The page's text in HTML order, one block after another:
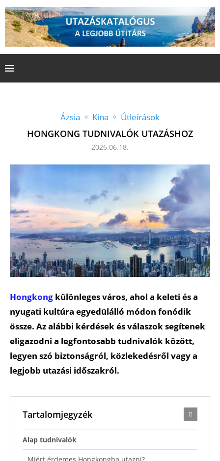
Ázsia Kína Útleírások
HONGKONG TUDNIVALÓK UTAZÁSHOZ
2026.06.18.
Hongkong különleges város, ahol a keleti és a
nyugati kultúra egyedülálló módon fonódik
össze. Az alábbi kérdések és válaszok segítenek
eligazodni a legfontosabb tudnivalók között,
legyen szó biztonságról, közlekedésről vagy a
legjobb utazási időszakról.
Tartalomjegyzék
Alap tudnivalók